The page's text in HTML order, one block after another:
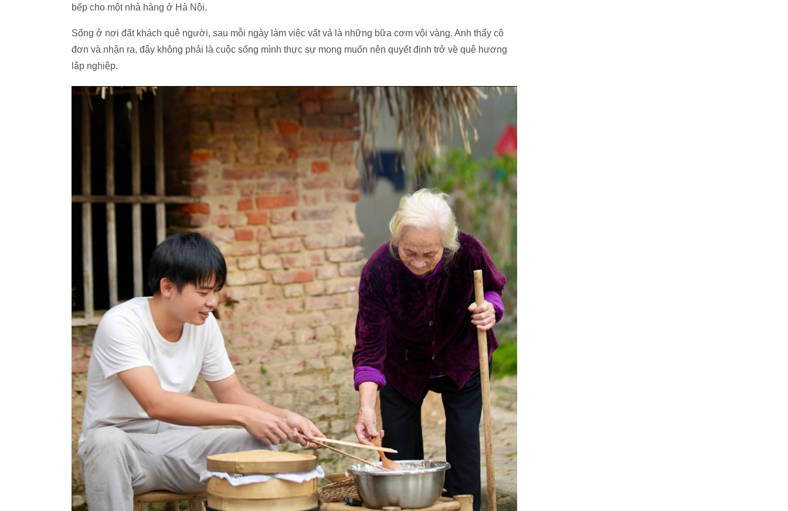
bếp cho một nhà hàng ở Hà Nội.
Sống ở nơi đất khách quê người, sau mỗi ngày làm việc vất vả là những bữa cơm vội vàng. Anh thấy cô
đơn và nhận ra, đây không phải là cuộc sống mình thực sự mong muốn nên quyết định trở về quê hương
lập nghiệp.